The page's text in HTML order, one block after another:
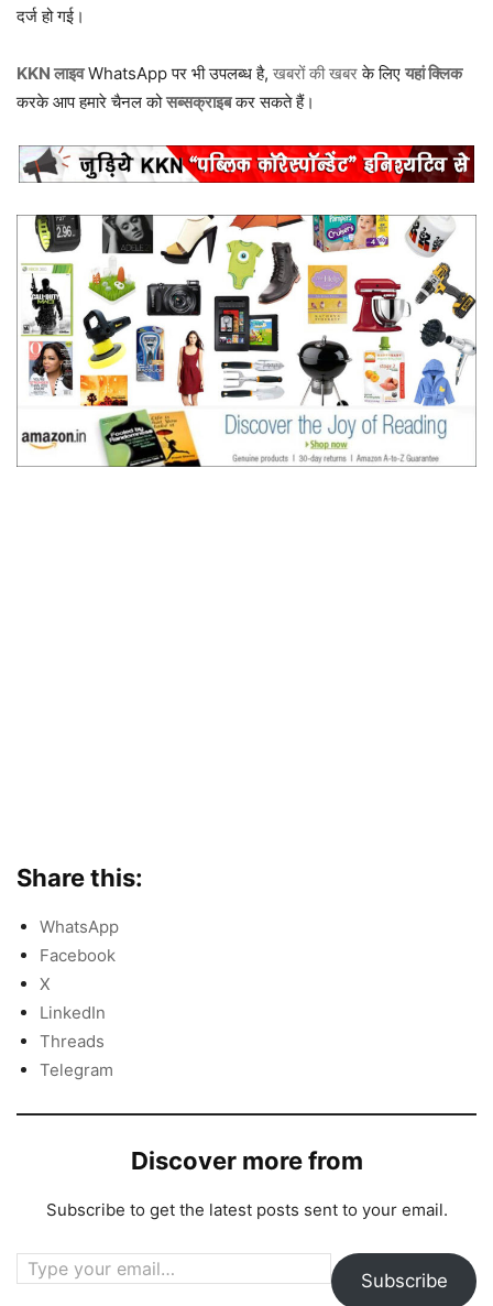
दर्ज हो गई।
KKN लाइवWhatsApp पर भी उपलब्ध है, खबरों की खबरके लिए यहां क्लिक
करके आप हमारे चैनल कोसब्सक्राइबकर सकते हैं।
Share this:
WhatsApp
Facebook
X
LinkedIn
Threads
Telegram
Discover more from
Subscribe to get the latest posts sent to your email.
Type your email…
Subscribe